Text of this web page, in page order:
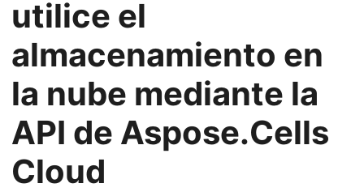
g
a
c
n
utilice el
almacenamiento en
la nube mediante la
API de Aspose.Cells
Cloud